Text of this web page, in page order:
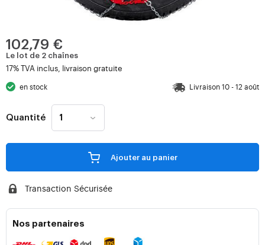
102,79 €
Le lot de 2 chaînes
17% TVA inclus, livraison gratuite
en stock Livraison 10 - 12 août
Quantité
Ajouter au panier
Transaction Sécurisée
Nos partenaires